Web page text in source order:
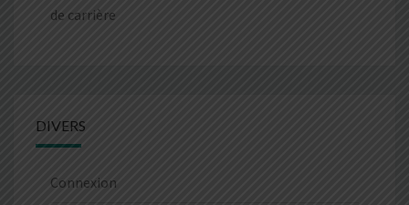
de carrière
DIVERS
Connexion